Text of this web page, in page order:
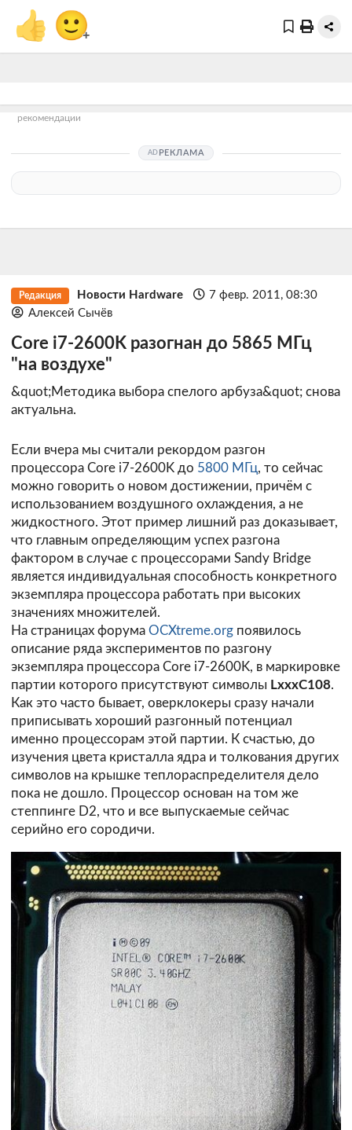
👍 🙂+
рекомендации
РЕКЛАМА
Редакция Новости Hardware
7 февр. 2011, 08:30
Алексей Сычёв
Core i7-2600K разогнан до 5865 МГц
"на воздухе"
&quot;Методика выбора спелого арбуза&quot; снова
актуальна.
Если вчера мы считали рекордом разгон
процессора Core i7-2600K до 5800 МГц, то сейчас
можно говорить о новом достижении, причём с
использованием воздушного охлаждения, а не
жидкостного. Этот пример лишний раз доказывает,
что главным определяющим успех разгона
фактором в случае с процессорами Sandy Bridge
является индивидуальная способность конкретного
экземпляра процессора работать при высоких
значениях множителей.
На страницах форума OCXtreme.org появилось
описание ряда экспериментов по разгону
экземпляра процессора Core i7-2600K, в маркировке
партии которого присутствуют символы LxxxC108.
Как это часто бывает, оверклокеры сразу начали
приписывать хороший разгонный потенциал
именно процессорам этой партии. К счастью, до
изучения цвета кристалла ядра и толкования других
символов на крышке теплораспределителя дело
пока не дошло. Процессор основан на том же
степпинге D2, что и все выпускаемые сейчас
серийно его сородичи.